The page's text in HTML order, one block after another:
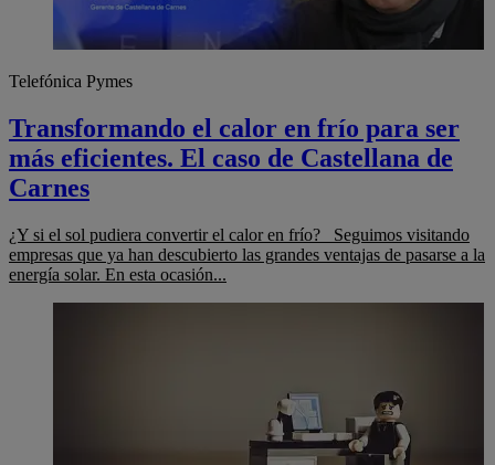
Telefónica Pymes
Transformando el calor en frío para ser
más eficientes. El caso de Castellana de
Carnes
¿Y si el sol pudiera convertir el calor en frío? Seguimos visitando
empresas que ya han descubierto las grandes ventajas de pasarse a la
energía solar. En esta ocasión...